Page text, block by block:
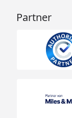
Partner